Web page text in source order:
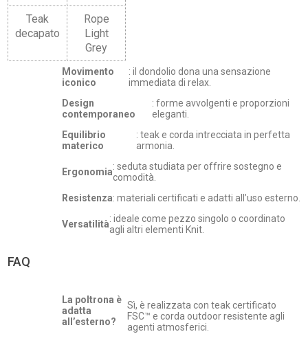
Teak
decapato
Rope
Light
Grey
Movimento
iconico
: il dondolio dona una sensazione
immediata di relax.
Design
contemporaneo
: forme avvolgenti e proporzioni
eleganti.
Equilibrio
materico
: teak e corda intrecciata in perfetta
armonia.
Ergonomia: seduta studiata per offrire sostegno e
comodità.
Resistenza: materiali certificati e adatti all’uso esterno.
Versatilità: ideale come pezzo singolo o coordinato
agli altri elementi Knit.
FAQ
La poltrona è
adatta
all’esterno?
Sì, è realizzata con teak certificato
FSC™ e corda outdoor resistente agli
agenti atmosferici.